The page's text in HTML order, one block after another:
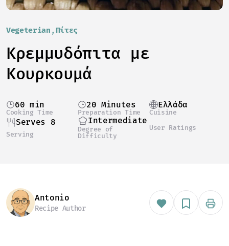
Vegeterian Πίτες
Κρεμμυδόπιτα με
Κουρκουμά
60 min
Cooking Time
20 Minutes
Preparation Time
Ελλάδα
Cuisine
Serves 8
Serving
Intermediate
Degree of
Difficulty
User Ratings
Antonio
Recipe Author